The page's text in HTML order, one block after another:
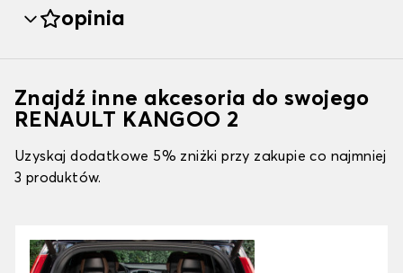
opinia
Znajdź inne akcesoria do swojego
RENAULT KANGOO 2
Uzyskaj dodatkowe 5% zniżki przy zakupie co najmniej
3 produktów.